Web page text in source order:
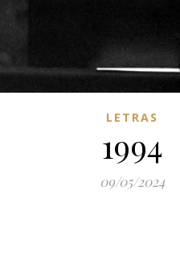
LETRAS
1994
09/05/2024